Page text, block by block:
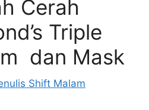
Cerah
Triple
dan Mask
Shift Malam